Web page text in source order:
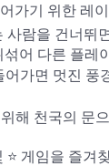
가기 위한 레
사람을 건너뛰
어 다른 플레
가면 멋진 풍
해 천국의 문
⭐ 게임을 즐겨